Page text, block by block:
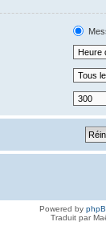
Powered by
Traduit par